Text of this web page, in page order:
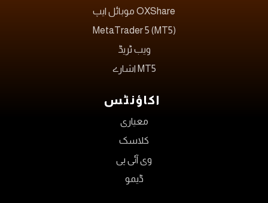
OXShare موبائل ایپ
MetaTrader 5 (MT5)
ویب ٹریڈ
MT5 اشارے
اکاؤنٹس
معیاری
کلاسک
وی آئی پی
ڈیمو